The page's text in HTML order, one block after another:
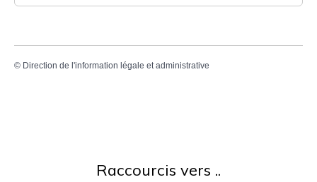
© Direction de l'information légale et administrative
Raccourcis vers ..